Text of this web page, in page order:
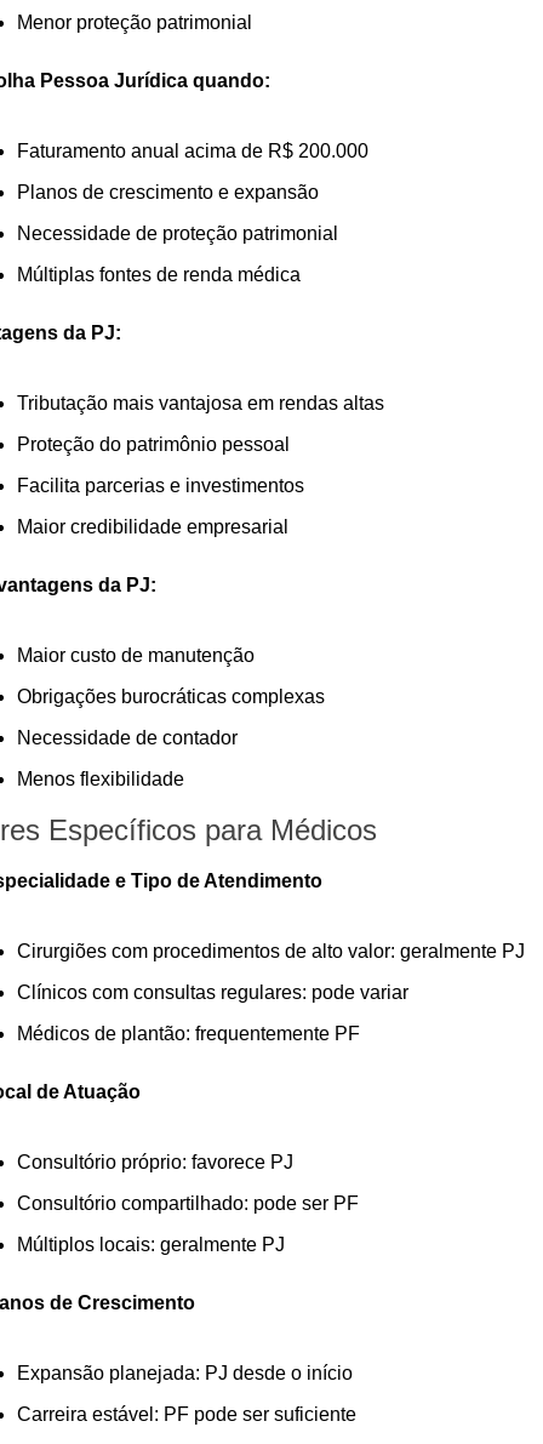
Menor proteção patrimonial
Pessoa Jurídica quando:
Faturamento anual acima de R$ 200.000
Planos de crescimento e expansão
Necessidade de proteção patrimonial
Múltiplas fontes de renda médica
da PJ:
Tributação mais vantajosa em rendas altas
Proteção do patrimônio pessoal
Facilita parcerias e investimentos
Maior credibilidade empresarial
da PJ:
Maior custo de manutenção
Obrigações burocráticas complexas
Necessidade de contador
Menos flexibilidade
Específicos para Médicos
e Tipo de Atendimento
Cirurgiões com procedimentos de alto valor: geralmente PJ
Clínicos com consultas regulares: pode variar
Médicos de plantão: frequentemente PF
de Atuação
Consultório próprio: favorece PJ
Consultório compartilhado: pode ser PF
Múltiplos locais: geralmente PJ
de Crescimento
Expansão planejada: PJ desde o início
Carreira estável: PF pode ser suficiente